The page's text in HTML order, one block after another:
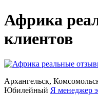
Африка
клиентов
Архангельск,
Юбилейный Я менеджер